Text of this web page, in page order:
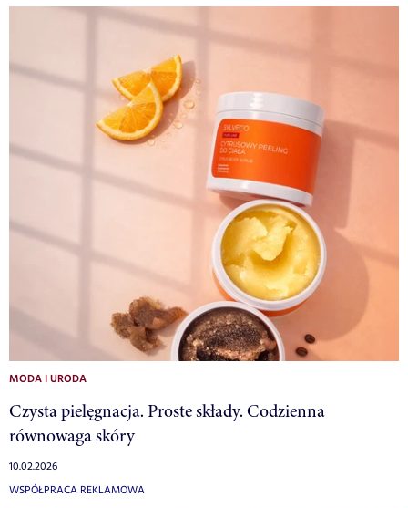
MODA I URODA
Czysta pielęgnacja. Proste składy. Codzienna
równowaga skóry
10.02.2026
WSPÓŁPRACA REKLAMOWA